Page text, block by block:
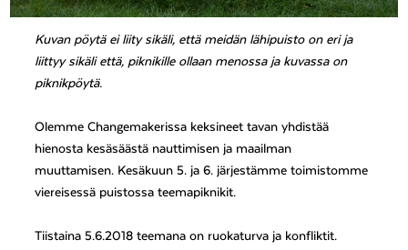
Kuvan pöytä ei liity sikäli, että meidän lähipuisto on eri ja
liittyy sikäli että, piknikille ollaan menossa ja kuvassa on
piknikpöytä.
Olemme Changemakerissa keksineet tavan yhdistää
hienosta kesäsäästä nauttimisen ja maailman
muuttamisen. Kesäkuun 5. ja 6. järjestämme toimistomme
viereisessä puistossa teemapiknikit.
Tiistaina 5.6.2018 teemana on ruokaturva ja konfliktit.